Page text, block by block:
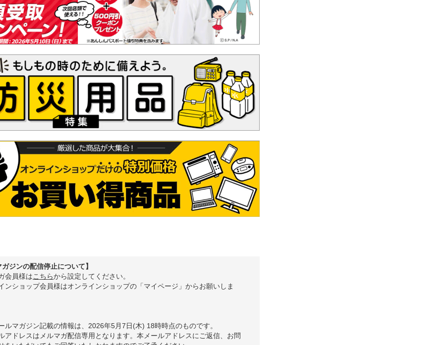
ジンの配信停止について】
会員様はこちらから設定してください。
ンショップ会員様はオンラインショップの「マイページ」からお願いしま
ルマガジン記載の情報は、2026年5月7日(木) 18時時点のものです。
アドレスはメルマガ配信専用となります。本メールアドレスにご返信、お問